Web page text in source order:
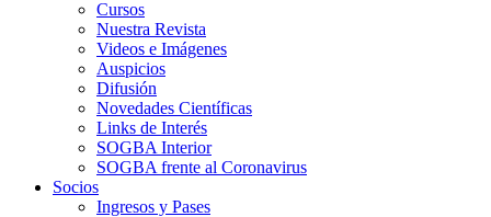
Cursos
Nuestra Revista
Videos e Imágenes
Auspicios
Difusión
Novedades Científicas
Links de Interés
SOGBA Interior
SOGBA frente al Coronavirus
Socios
Ingresos y Pases